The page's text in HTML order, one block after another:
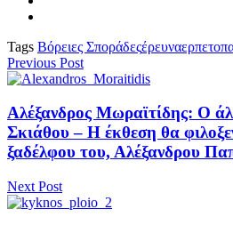
Tags Βόρειες Σποράδεςέρευνα
Previous Post
Αλέξανδρος Μωραϊτίδης: Ο
Σκιάθου – Η έκθεση θα
ξαδέλφου του, Αλέξανδρου
Next Post